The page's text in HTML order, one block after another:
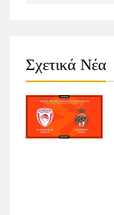
Σχετικά Νέα